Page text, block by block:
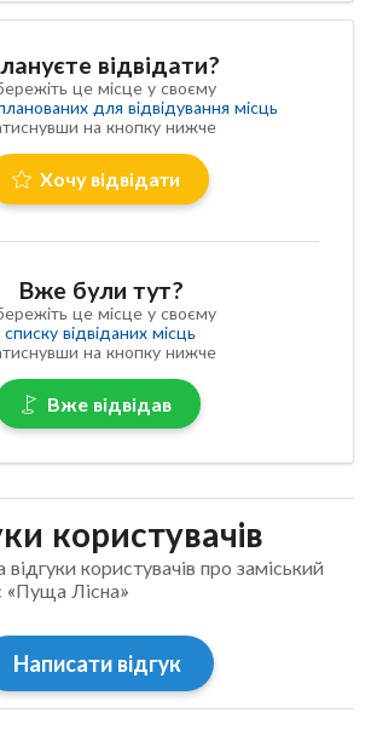
відвідати?
це місце у своєму
для відвідування місць
на кнопку нижче
Хочу відвідати
Вже були тут?
це місце у своєму
списку відвіданих місць
на кнопку нижче
Вже відвідав
користувачів
відгуки користувачів про заміський
«Пуща Лісна»
Написати відгук